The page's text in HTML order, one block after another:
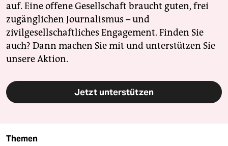
auf. Eine offene Gesellschaft braucht guten, frei
zugänglichen Journalismus – und
zivilgesellschaftliches Engagement. Finden Sie
auch? Dann machen Sie mit und unterstützen Sie
unsere Aktion.
Jetzt unterstützen
Themen